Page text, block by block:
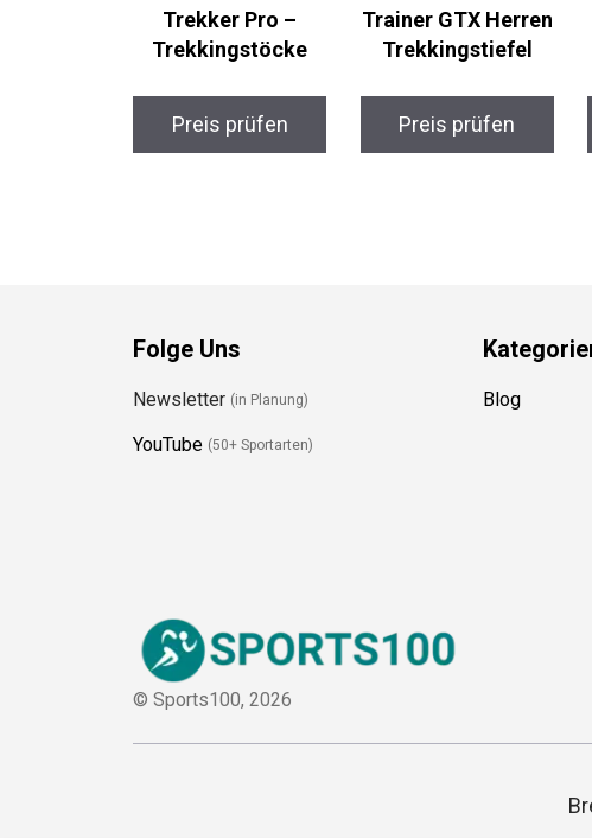
ATACAMA Carbon
Trekker Pro –
Preis prüfen
Salewa Mountain
Trainer GTX Herren
Preis prüfen